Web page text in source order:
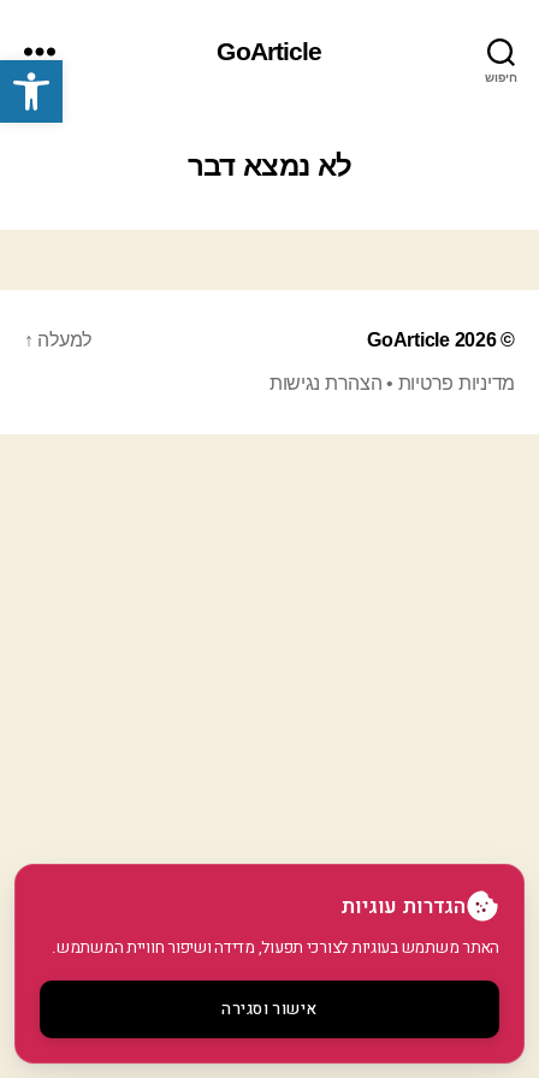
פתח סרגל נגישות חיפוש
GoArticle
תפריט
לא נמצא דבר
© 2026
GoArticle
מדיניות פרטיות • הצהרת נגישות
למעלה ↑
הגדרות עוגיות
האתר משתמש בעוגיות לצורכי תפעול, מדידה ושיפור חוויית המשתמש.
אישור וסגירה